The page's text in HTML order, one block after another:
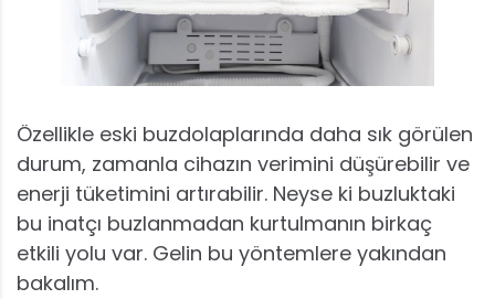
Özellikle eski buzdolaplarında daha sık görülen
durum, zamanla cihazın verimini düşürebilir ve
enerji tüketimini artırabilir. Neyse ki buzluktaki
bu inatçı buzlanmadan kurtulmanın birkaç
etkili yolu var. Gelin bu yöntemlere yakından
bakalım.